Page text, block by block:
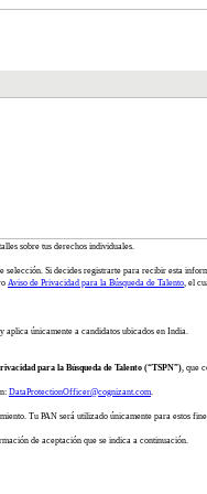
sobre tus derechos individuales.
Si decides registrarte para recibir esta
Aviso de Privacidad para la Búsqueda de Talento, el
aplica únicamente a candidatos ubicados en India.
para la Búsqueda de Talento (“TSPN”), que
DataProtectionOfficer@cognizant.com.
Tu PAN será utilizado únicamente para estos
de aceptación que se indica a continuación.